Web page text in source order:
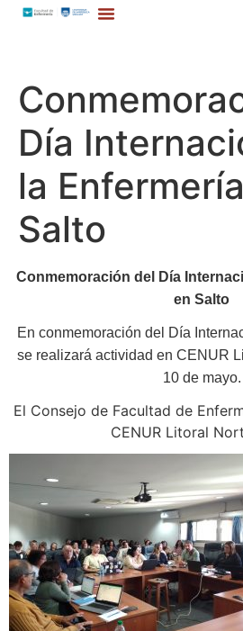
Día
la
Salto
Conmemoración del Día
en Salto
En conmemoración del Día
se realizará actividad en CENUR
10 de mayo.
El Consejo de Facultad de
CENUR Litoral